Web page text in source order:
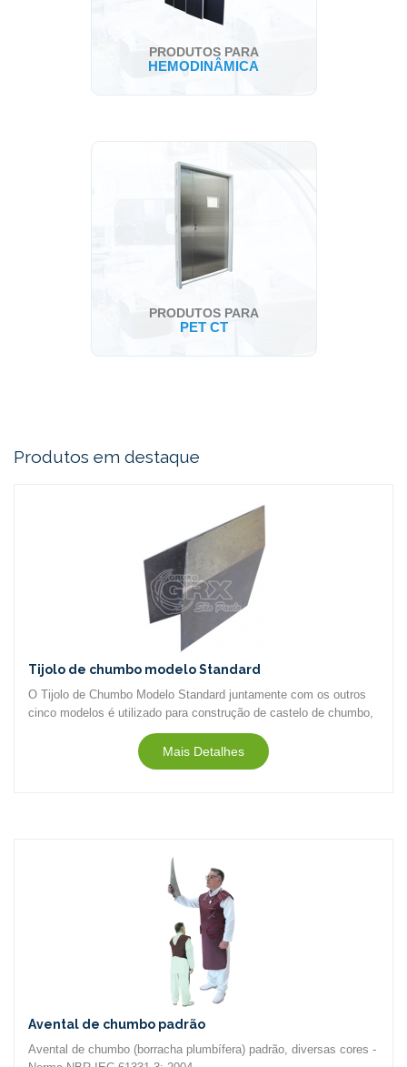
PRODUTOS PARA
HEMODINÂMICA
PRODUTOS PARA
PET CT
Produtos em destaque
Tijolo de chumbo modelo Standard
O Tijolo de Chumbo Modelo Standard juntamente com os outros
cinco modelos é utilizado para construção de castelo de chumbo,
capela de chumbo, anteparo de chumbo (sinônimos)...
Mais Detalhes
Avental de chumbo padrão
Avental de chumbo (borracha plumbífera) padrão, diversas cores -